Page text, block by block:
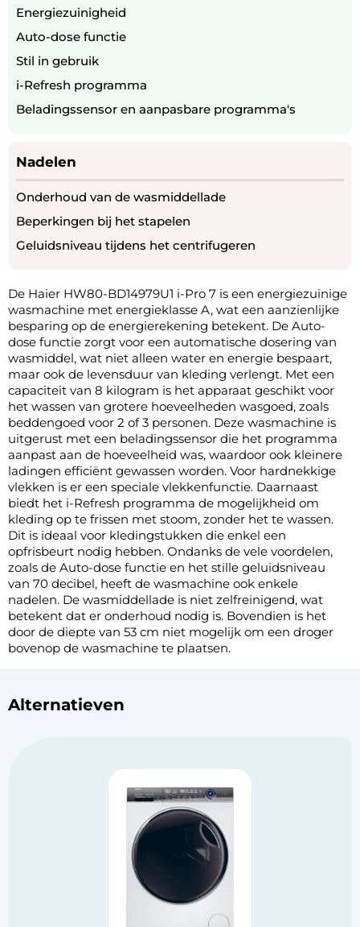
Energiezuinigheid
Auto-dose functie
Stil in gebruik
i-Refresh programma
Beladingssensor en aanpasbare programma's
Nadelen
Onderhoud van de wasmiddellade
Beperkingen bij het stapelen
Geluidsniveau tijdens het centrifugeren
De Haier HW80-BD14979U1 i-Pro 7 is een energiezuinige
wasmachine met energieklasse A, wat een aanzienlijke
besparing op de energierekening betekent. De Auto-
dose functie zorgt voor een automatische dosering van
wasmiddel, wat niet alleen water en energie bespaart,
maar ook de levensduur van kleding verlengt. Met een
capaciteit van 8 kilogram is het apparaat geschikt voor
het wassen van grotere hoeveelheden wasgoed, zoals
beddengoed voor 2 of 3 personen. Deze wasmachine is
uitgerust met een beladingssensor die het programma
aanpast aan de hoeveelheid was, waardoor ook kleinere
ladingen efficiënt gewassen worden. Voor hardnekkige
vlekken is er een speciale vlekkenfunctie. Daarnaast
biedt het i-Refresh programma de mogelijkheid om
kleding op te frissen met stoom, zonder het te wassen.
Dit is ideaal voor kledingstukken die enkel een
opfrisbeurt nodig hebben. Ondanks de vele voordelen,
zoals de Auto-dose functie en het stille geluidsniveau
van 70 decibel, heeft de wasmachine ook enkele
nadelen. De wasmiddellade is niet zelfreinigend, wat
betekent dat er onderhoud nodig is. Bovendien is het
door de diepte van 53 cm niet mogelijk om een droger
bovenop de wasmachine te plaatsen.
Alternatieven